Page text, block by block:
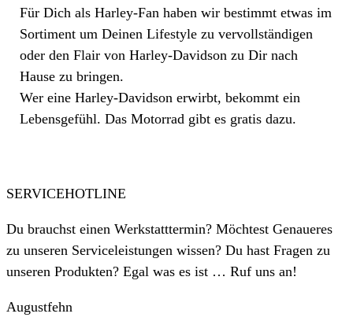
Für Dich als Harley-Fan haben wir bestimmt etwas im
Sortiment um Deinen Lifestyle zu vervollständigen
oder den Flair von Harley-Davidson zu Dir nach
Hause zu bringen.
Wer eine Harley-Davidson erwirbt, bekommt ein
Lebensgefühl. Das Motorrad gibt es gratis dazu.
SERVICEHOTLINE
Du brauchst einen Werkstatttermin? Möchtest Genaueres
zu unseren Serviceleistungen wissen? Du hast Fragen zu
unseren Produkten? Egal was es ist … Ruf uns an!
Augustfehn